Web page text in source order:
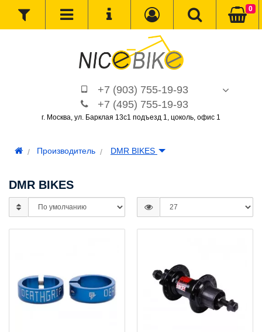
+7 (903) 755-19-93
+7 (495) 755-19-93
г. Москва, ул. Барклая 13с1 подъезд 1, цоколь, офис 1
0
Производитель DMR BIKES
DMR BIKES